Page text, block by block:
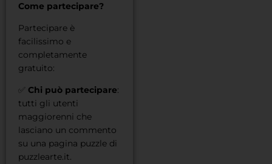
Come partecipare?
Partecipare è
facilissimo e
completamente
gratuito:
Chi può partecipare:
tutti gli utenti
maggiorenni che
lasciano un commento
su una pagina puzzle di
puzzlearte.it.